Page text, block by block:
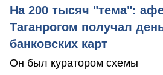
На 200 тысяч "тема":
Таганрогом получал
банковских карт
Он был куратором схемы